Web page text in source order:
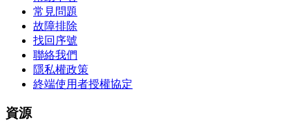
常見問題
故障排除
找回序號
聯絡我們
隱私權政策
終端使用者授權協定
資源